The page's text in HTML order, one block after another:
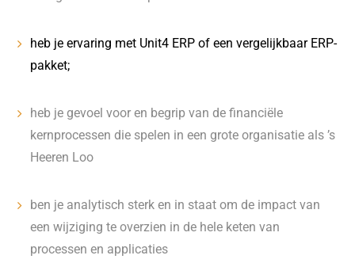
heb je ervaring met Unit4 ERP of een vergelijkbaar ERP-
pakket;
heb je gevoel voor en begrip van de financiële
kernprocessen die spelen in een grote organisatie als ’s
Heeren Loo
ben je analytisch sterk en in staat om de impact van
een wijziging te overzien in de hele keten van
processen en applicaties